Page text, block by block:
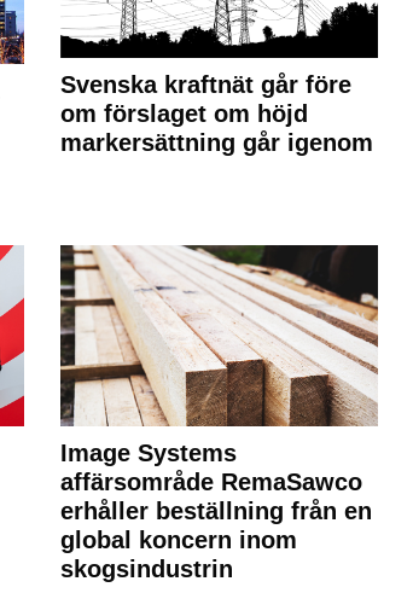
Svenska kraftnät går före
om förslaget om höjd
markersättning går igenom
Image Systems
affärsområde RemaSawco
erhåller beställning från en
global koncern inom
skogsindustrin